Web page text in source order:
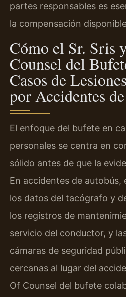
partes responsables es
la compensación
Cómo el Sr. Sris
Counsel del
Casos de
por Accidentes
El enfoque del bufete en
personales se centra en
sólido antes de que la
En accidentes de autobús,
los datos del tacógrafo y
los registros de
servicio del conductor, y
cámaras de seguridad
cercanas al lugar del
Of Counsel del bufete